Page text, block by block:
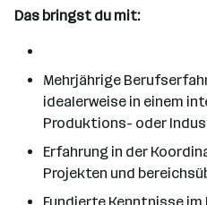
Das bringst du mit:
Mehrjährige
idealerweise in einem
Produktions- oder
Erfahrung in der
Projekten und